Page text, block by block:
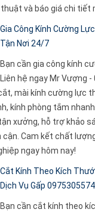
và báo giá chi tiết
Gia Công Kính Cường
Tận Nơi 24/7
Bạn cần gia công kính
Liên hệ ngay Mr Vượng -
mài kính cường lực
kính phòng tắm
xưởng, hỗ trợ khảo
cận. Cam kết chất
ngay hôm nay!
Cắt Kính Theo Kích
Dịch Vụ Gấp 0975305574
Bạn cần cắt kính theo